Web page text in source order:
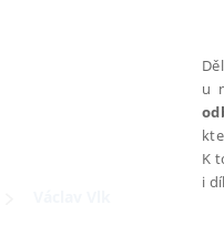
u
K
i